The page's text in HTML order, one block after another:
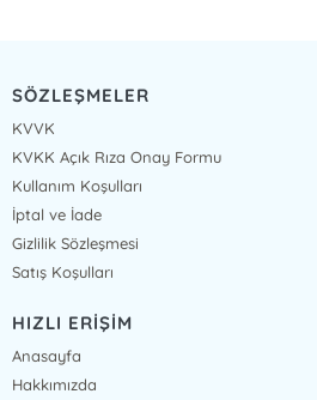
SÖZLEŞMELER
KVVK
KVKK Açık Rıza Onay Formu
Kullanım Koşulları
İptal ve İade
Gizlilik Sözleşmesi
Satış Koşulları
HIZLI ERİŞİM
Anasayfa
Hakkımızda